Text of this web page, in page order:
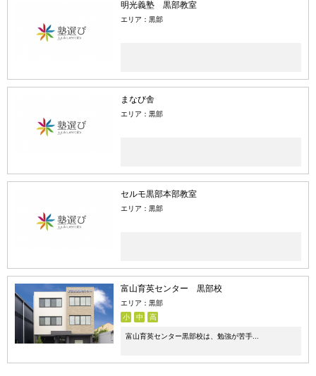
明光義塾 黒部教室
エリア：黒部
まなび舎
エリア：黒部
セルモ黒部本部教室
エリア：黒部
富山育英センター 黒部校
エリア：黒部
小
中 高
富山育英センター黒部校は、勉強が苦手...